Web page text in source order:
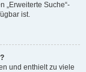
„Erweiterte Suche“-
ist.
und enthielt zu viele